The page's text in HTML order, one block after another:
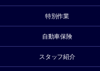
特別作業
自動車保険
スタッフ紹介